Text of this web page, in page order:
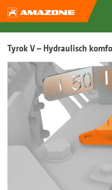
Tyrok V – Hydraulisch